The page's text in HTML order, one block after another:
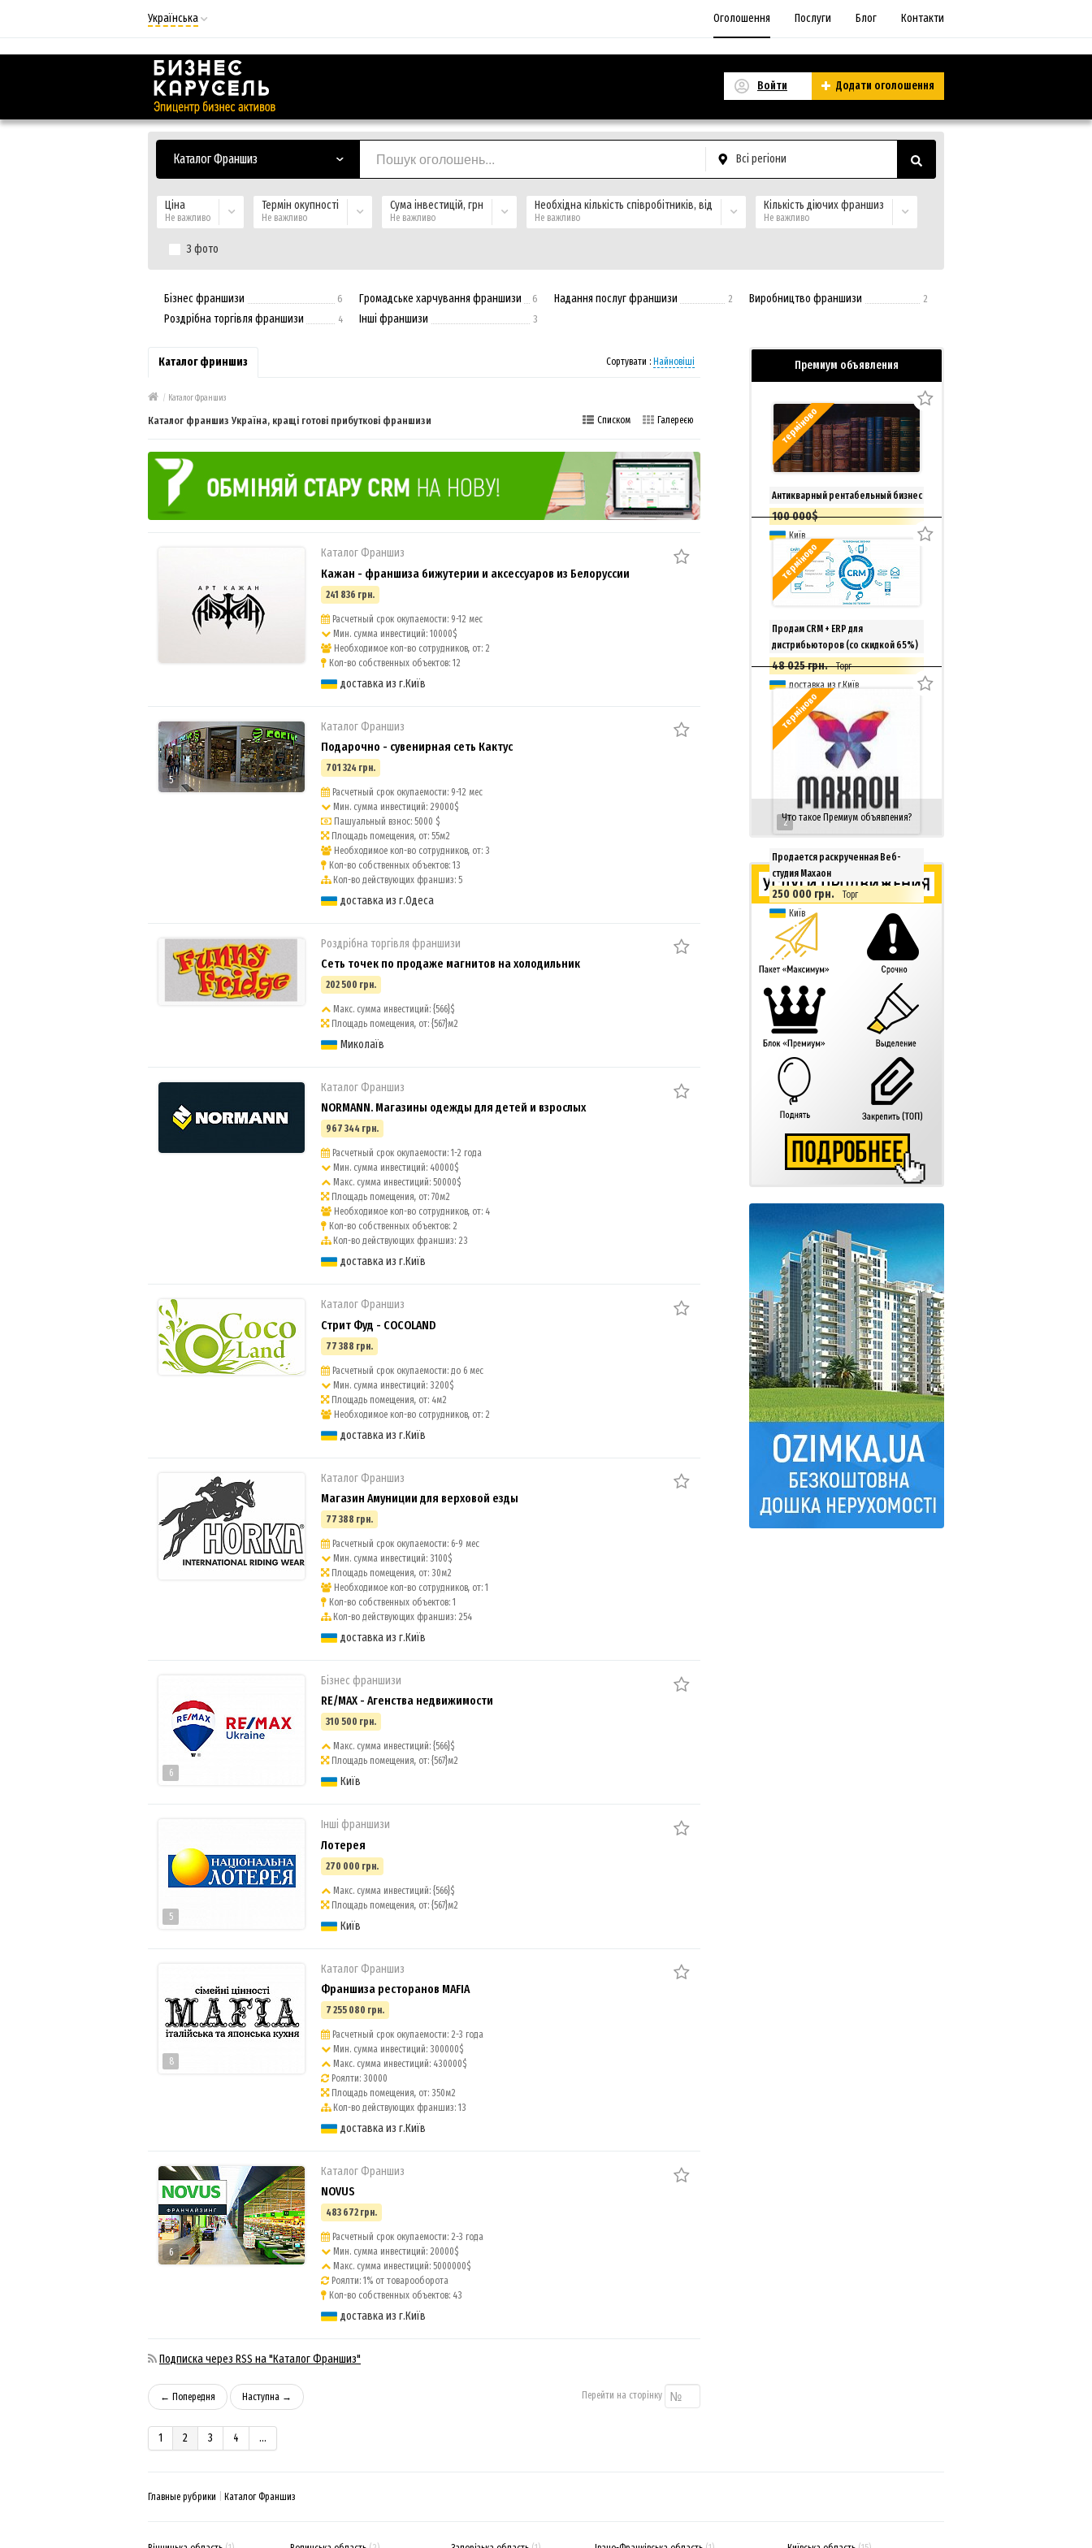
Українська
Русский
Українська
Оголошення Послуги Блог Контакти
Войти Додати оголошення
Каталог Франшиз Всі регіони
Ціна
Не важливо
Термін окупності
Не важливо
Сума інвестицій, грн
Не важливо
Необхідна кількість співробітників, від
Не важливо
Кількість діючих франшиз
Не важливо
З фото
Бізнес франшизи 6
Роздрібна торгівля франшизи 4
Громадське харчування франшизи 6
Інші франшизи 3
Надання послуг франшизи 2 Виробництво франшизи 2
Каталог фриншиз Сортувати : Найновіші
/ Каталог Франшиз
Каталог франшиз Україна, кращі готові прибуткові франшизи Списком Галереєю
Каталог Франшиз
Кажан - франшиза бижутерии и аксессуаров из Белоруссии
241 836 грн.
Расчетный срок окупаемости: 9-12 мес
Мин. сумма инвестиций: 10000$
Необходимое кол-во сотрудников, от: 2
Кол-во собственных объектов: 12
доставка из г.Київ
5
Каталог Франшиз
Подарочно - сувенирная сеть Кактус
701 324 грн.
Расчетный срок окупаемости: 9-12 мес
Мин. сумма инвестиций: 29000$
Пашуальный взнос: 5000 $
Площадь помещения, от: 55м2
Необходимое кол-во сотрудников, от: 3
Кол-во собственных объектов: 13
Кол-во действующих франшиз: 5
доставка из г.Одеса
Роздрібна торгівля франшизи
Сеть точек по продаже магнитов на холодильник
202 500 грн.
Макс. сумма инвестиций: {566}$
Площадь помещения, от: {567}м2
Миколаїв
Каталог Франшиз
NORMANN. Магазины одежды для детей и взрослых
967 344 грн.
Расчетный срок окупаемости: 1-2 года
Мин. сумма инвестиций: 40000$
Макс. сумма инвестиций: 50000$
Площадь помещения, от: 70м2
Необходимое кол-во сотрудников, от: 4
Кол-во собственных объектов: 2
Кол-во действующих франшиз: 23
доставка из г.Київ
Каталог Франшиз
Стрит Фуд - COCOLAND
77 388 грн.
Расчетный срок окупаемости: до 6 мес
Мин. сумма инвестиций: 3200$
Площадь помещения, от: 4м2
Необходимое кол-во сотрудников, от: 2
доставка из г.Київ
Каталог Франшиз
Магазин Амуниции для верховой езды
77 388 грн.
Расчетный срок окупаемости: 6-9 мес
Мин. сумма инвестиций: 3100$
Площадь помещения, от: 30м2
Необходимое кол-во сотрудников, от: 1
Кол-во собственных объектов: 1
Кол-во действующих франшиз: 254
доставка из г.Київ
6
Бізнес франшизи
RE/MAX - Агенства недвижимости
310 500 грн.
Макс. сумма инвестиций: {566}$
Площадь помещения, от: {567}м2
Київ
5
Інші франшизи
Лотерея
270 000 грн.
Макс. сумма инвестиций: {566}$
Площадь помещения, от: {567}м2
Київ
8
Каталог Франшиз
Франшиза ресторанов MAFIA
7 255 080 грн.
Расчетный срок окупаемости: 2-3 года
Мин. сумма инвестиций: 300000$
Макс. сумма инвестиций: 430000$
Роялти: 30000
Площадь помещения, от: 350м2
Кол-во действующих франшиз: 13
доставка из г.Київ
6
Каталог Франшиз
NOVUS
483 672 грн.
Расчетный срок окупаемости: 2-3 года
Мин. сумма инвестиций: 20000$
Макс. сумма инвестиций: 5000000$
Роялти: 1% от товарооборота
Кол-во собственных объектов: 43
доставка из г.Київ
Подписка через RSS на "Каталог Франшиз"
← Попередня Наступна → Перейти на сторінку
1 2 3 4 ...
Премиум объявления
терміново
Антикварный рентабельный бизнес
100 000$
Київ
терміново
Продам CRM + ERP для
дистрибьюторов (со скидкой 65%)
48 025 грн.
Торг
доставка из г.Київ
терміново
2
Продается раскрученная Веб-
студия Махаон
250 000 грн.
Торг
Київ
Что такое Премиум объявления?
Главные рубрики Каталог Франшиз